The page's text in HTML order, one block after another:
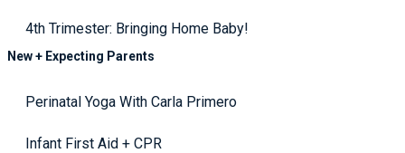
4th Trimester: Bringing Home Baby!
New + Expecting Parents
Perinatal Yoga With Carla Primero
Infant First Aid + CPR